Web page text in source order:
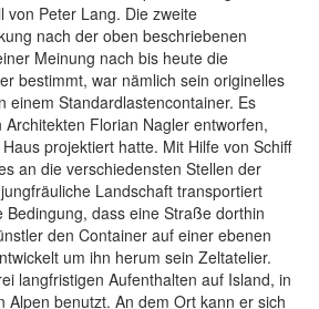
von Peter Lang. Die zweite
nach der oben beschriebenen
Meinung nach bis heute die
bestimmt, war nämlich sein originelles
einem Standardlastencontainer. Es
Florian Nagler entworfen,
projektiert hatte. Mit Hilfe von Schiff
an die verschiedensten Stellen der
Landschaft transportiert
Bedingung, dass eine Straße dorthin
den Container auf einer ebenen
um ihn herum sein Zeltatelier.
langfristigen Aufenthalten auf Island, in
Alpen benutzt. An dem Ort kann er sich